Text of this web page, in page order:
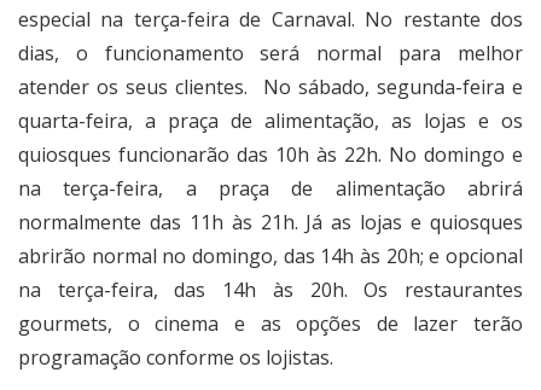
especial na terça-feira de Carnaval. No restante dos
dias, o funcionamento será normal para melhor
atender os seus clientes. No sábado, segunda-feira e
quarta-feira, a praça de alimentação, as lojas e os
quiosques funcionarão das 10h às 22h. No domingo e
na terça-feira, a praça de alimentação abrirá
normalmente das 11h às 21h. Já as lojas e quiosques
abrirão normal no domingo, das 14h às 20h; e opcional
na terça-feira, das 14h às 20h. Os restaurantes
gourmets, o cinema e as opções de lazer terão
programação conforme os lojistas.